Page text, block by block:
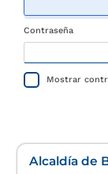
Contraseña
Mostrar
Alcaldía de